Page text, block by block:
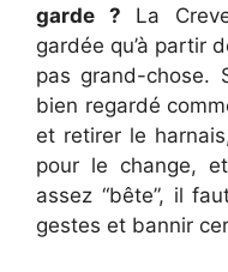
garde ? La
gardée qu’à partir
pas grand-chose.
bien regardé
et retirer le
pour le change,
assez “bête”, il
gestes et bannir